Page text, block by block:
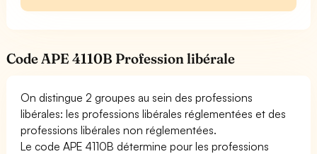
Code APE 4110B Profession libérale
On distingue 2 groupes au sein des professions
libérales: les professions libérales réglementées et des
professions libérales non réglementées.
Le code APE 4110B détermine pour les professions